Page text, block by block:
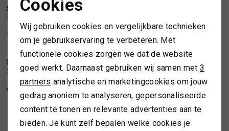
SPORTKLEDING
TASSEN
TOPS EN SHIRTS
TRUIEN
/2
STETSON
149,00 49,99
/2
STETSON
Stetson Trucker cap Stetson's diner
49,00
1 /2
STETSON
Noodzakelijke cookies
Analytische cookies
Marketing cookies
Cookies
Wij gebruiken cookies en vergelijkbare technieken
om je gebruikservaring te verbeteren. Met
functionele cookies zorgen we dat de website
goed werkt. Daarnaast gebruiken wij samen met 3
partners analytische en marketingcookies om jouw
gedrag anoniem te analyseren, gepersonaliseerde
content te tonen en relevante advertenties aan te
bieden. Je kunt zelf bepalen welke cookies je